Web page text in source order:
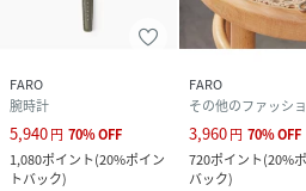
-Calma シリーズ-
FAROにおけるクラフトマンシッ
穏やかな水面に浮かぶ波紋に見立
ザインは流行に左右されず、長く
ます。
レザーとステッチとコバ、それぞ
FARO
腕時計
5,940円 70%OFF
1,080ポイント(20%ポイン
トバック)
FARO
その他のファッシ
3,960円 70%OFF
720ポイント(20%
バック)